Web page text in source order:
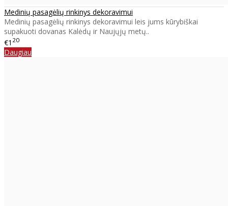
Medinių pasagėlių rinkinys dekoravimui
Medinių pasagėlių rinkinys dekoravimui leis jums kūrybiškai
supakuoti dovanas Kalėdų ir Naujųjų metų..
€1 20
Daugiau